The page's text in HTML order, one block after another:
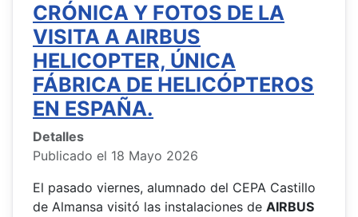
CRÓNICA Y FOTOS DE LA
VISITA A AIRBUS
HELICOPTER, ÚNICA
FÁBRICA DE HELICÓPTEROS
EN ESPAÑA.
Detalles
Publicado el 18 Mayo 2026
El pasado viernes, alumnado del CEPA Castillo
de Almansa visitó las instalaciones de AIRBUS